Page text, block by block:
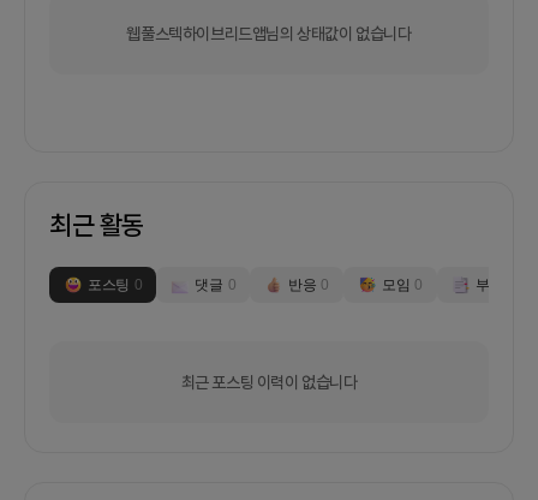
웹풀스텍하이브리드앱님의 상태값이 없습니다
최근 활동
포스팅 0 댓글 0 반응 0 모임 0 부스
최근 포스팅 이력이 없습니다